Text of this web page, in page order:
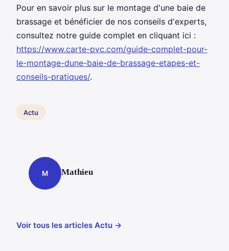
Pour en savoir plus sur le montage d'une baie de
brassage et bénéficier de nos conseils d'experts,
consultez notre guide complet en cliquant ici :
https://www.carte-pvc.com/guide-complet-pour-
le-montage-dune-baie-de-brassage-etapes-et-
conseils-pratiques/.
Actu
M Mathieu
Voir tous les articles Actu →